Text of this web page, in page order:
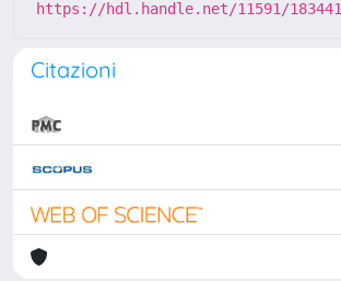
https://hdl.handle.net/11591/183441
Citazioni